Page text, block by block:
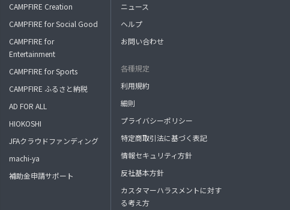
CAMPFIRE Creation
CAMPFIRE for Social Good
CAMPFIRE for
Entertainment
CAMPFIRE for Sports
CAMPFIRE ふるさと納税
AD FOR ALL
HIOKOSHI
JFAクラウドファンディング
machi-ya
補助金申請サポート
ニュース
ヘルプ
お問い合わせ
各種規定
利用規約
細則
プライバシーポリシー
特定商取引法に基づく表記
情報セキュリティ方針
反社基本方針
カスタマーハラスメントに対す
る考え方